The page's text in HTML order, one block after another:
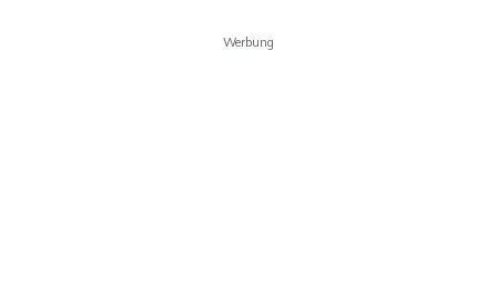
Werbung